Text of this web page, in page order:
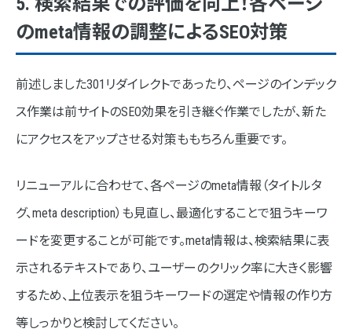
のmeta情報の調整によるSEO対策
前述しました301リダイレクトであったり、ページのインデック
ス作業は前サイトのSEO効果を引き継ぐ作業でしたが、新た
にアクセスをアップさせる対策ももちろん重要です。
リニューアルに合わせて、各ページのmeta情報（タイトルタ
グ、meta description）も見直し、最適化することで狙うキーワ
ードを変更することが可能です。meta情報は、検索結果に表
示されるテキストであり、ユーザーのクリック率に大きく影響
するため、上位表示を狙うキーワードの選定や情報の作り方
等しっかりと検討してください。